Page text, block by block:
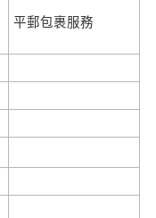
平郵包裹服務